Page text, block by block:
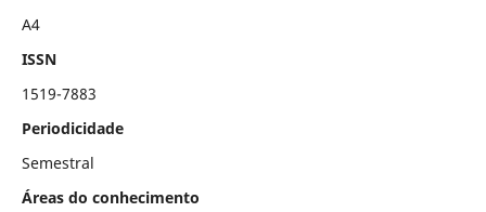
A4
ISSN
1519-7883
Periodicidade
Semestral
Áreas do conhecimento